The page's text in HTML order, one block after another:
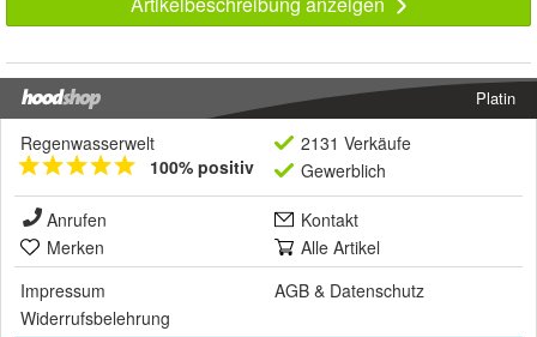
Platin
Regenwasserwelt
100% positiv
2131 Verkäufe
Gewerblich
Anrufen
Kontakt
Merken
Alle Artikel
Impressum
AGB & Datenschutz
Widerrufsbelehrung